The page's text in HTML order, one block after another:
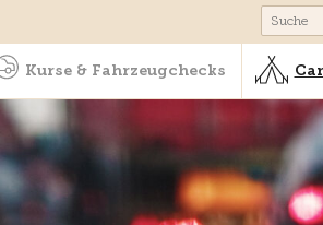
Kurse & Fahrzeugchecks
Kurse & Fahrzeugchecks